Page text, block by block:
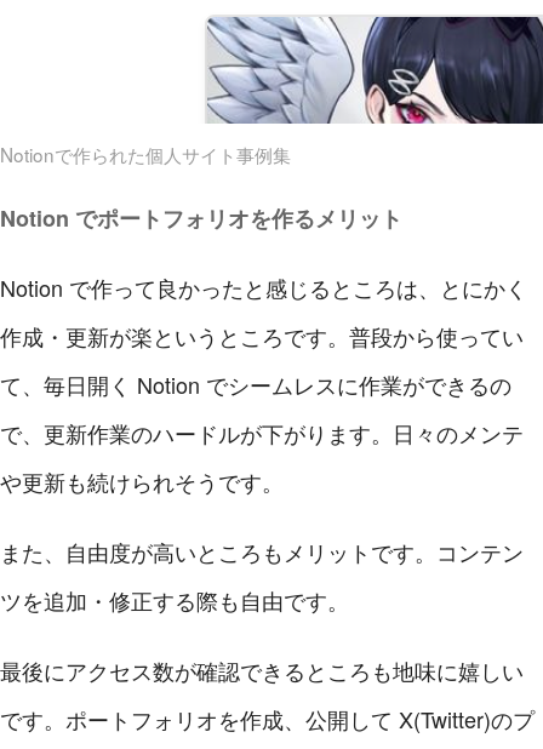
Notionで作られた個人サイト事例集
Notion でポートフォリオを作るメリット
Notion で作って良かったと感じるところは、とにかく
作成・更新が楽というところです。普段から使ってい
て、毎日開く Notion でシームレスに作業ができるの
で、更新作業のハードルが下がります。日々のメンテ
や更新も続けられそうです。
また、自由度が高いところもメリットです。コンテン
ツを追加・修正する際も自由です。
最後にアクセス数が確認できるところも地味に嬉しい
です。ポートフォリオを作成、公開して X(Twitter)のプ